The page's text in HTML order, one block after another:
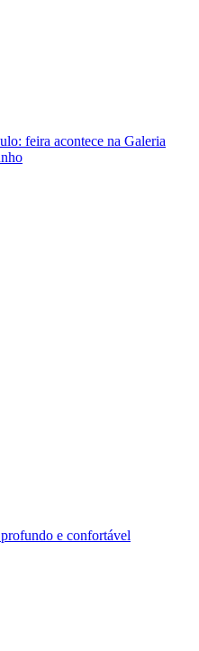
feira acontece na Galeria
e confortável